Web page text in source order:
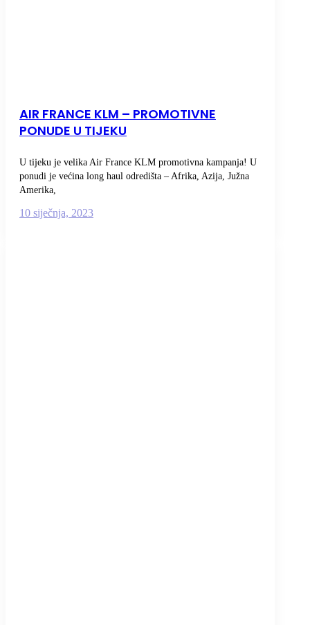
AIR FRANCE KLM – PROMOTIVNE
PONUDE U TIJEKU
U tijeku je velika Air France KLM promotivna kampanja! U
ponudi je većina long haul odredišta – Afrika, Azija, Južna
Amerika,
10 siječnja, 2023